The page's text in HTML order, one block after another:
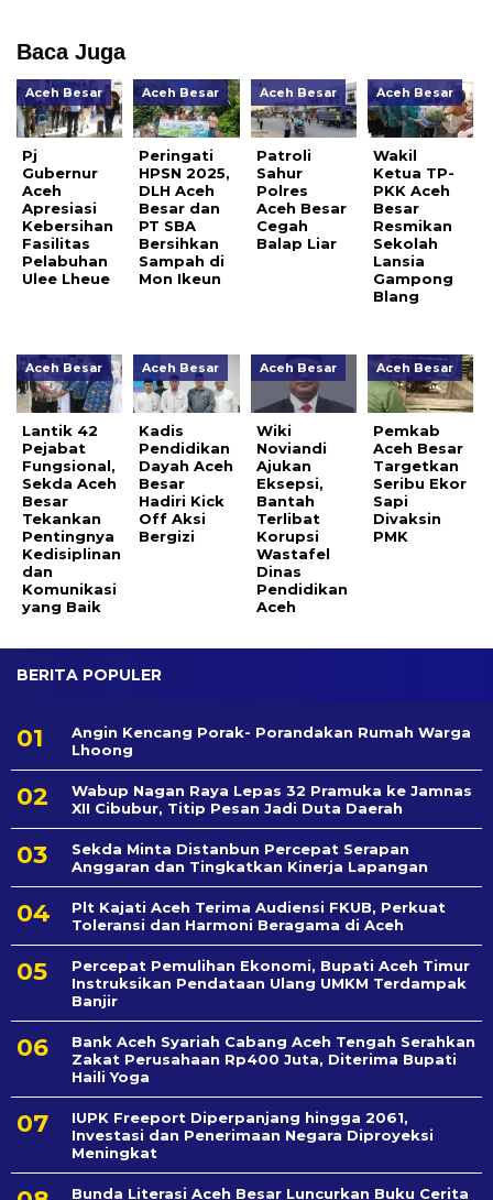
Baca Juga
Aceh Besar
Pj
Gubernur
Aceh
Apresiasi
Kebersihan
Fasilitas
Pelabuhan
Ulee Lheue
Aceh Besar
Peringati
HPSN 2025,
DLH Aceh
Besar dan
PT SBA
Bersihkan
Sampah di
Mon Ikeun
Aceh Besar
Patroli
Sahur
Polres
Aceh Besar
Cegah
Balap Liar
Aceh Besar
Wakil
Ketua TP-
PKK Aceh
Besar
Resmikan
Sekolah
Lansia
Gampong
Blang
Aceh Besar
Lantik 42
Pejabat
Fungsional,
Sekda Aceh
Besar
Tekankan
Pentingnya
Kedisiplinan
dan
Komunikasi
yang Baik
Aceh Besar
Kadis
Pendidikan
Dayah Aceh
Besar
Hadiri Kick
Off Aksi
Bergizi
Aceh Besar
Wiki
Noviandi
Ajukan
Eksepsi,
Bantah
Terlibat
Korupsi
Wastafel
Dinas
Pendidikan
Aceh
Aceh Besar
Pemkab
Aceh Besar
Targetkan
Seribu Ekor
Sapi
Divaksin
PMK
BERITA POPULER
Angin Kencang Porak- Porandakan Rumah Warga
Lhoong
Wabup Nagan Raya Lepas 32 Pramuka ke Jamnas
XII Cibubur, Titip Pesan Jadi Duta Daerah
Sekda Minta Distanbun Percepat Serapan
Anggaran dan Tingkatkan Kinerja Lapangan
Plt Kajati Aceh Terima Audiensi FKUB, Perkuat
Toleransi dan Harmoni Beragama di Aceh
Percepat Pemulihan Ekonomi, Bupati Aceh Timur
Instruksikan Pendataan Ulang UMKM Terdampak
Banjir
Bank Aceh Syariah Cabang Aceh Tengah Serahkan
Zakat Perusahaan Rp400 Juta, Diterima Bupati
Haili Yoga
IUPK Freeport Diperpanjang hingga 2061,
Investasi dan Penerimaan Negara Diproyeksi
Meningkat
Bunda Literasi Aceh Besar Luncurkan Buku Cerita